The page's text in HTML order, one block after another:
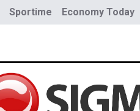
Sportime Economy Today